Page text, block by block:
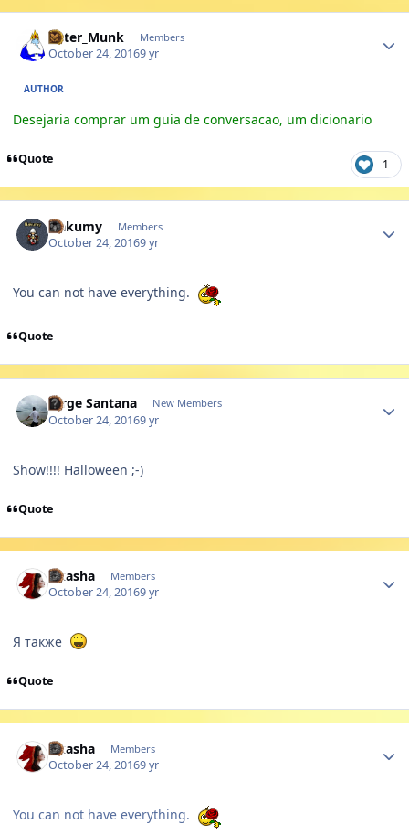
Peter_Munk Members
October 24, 20169 yr
AUTHOR
Desejaria comprar um guia de conversacao, um dicionario
Quote 1
Nakumy Members
October 24, 20169 yr
You can not have everything.
Quote
Jorge Santana New Members
October 24, 20169 yr
Show!!!! Halloween ;-)
Quote
Akasha Members
October 24, 20169 yr
Я также
Quote
Akasha Members
October 24, 20169 yr
You can not have everything.